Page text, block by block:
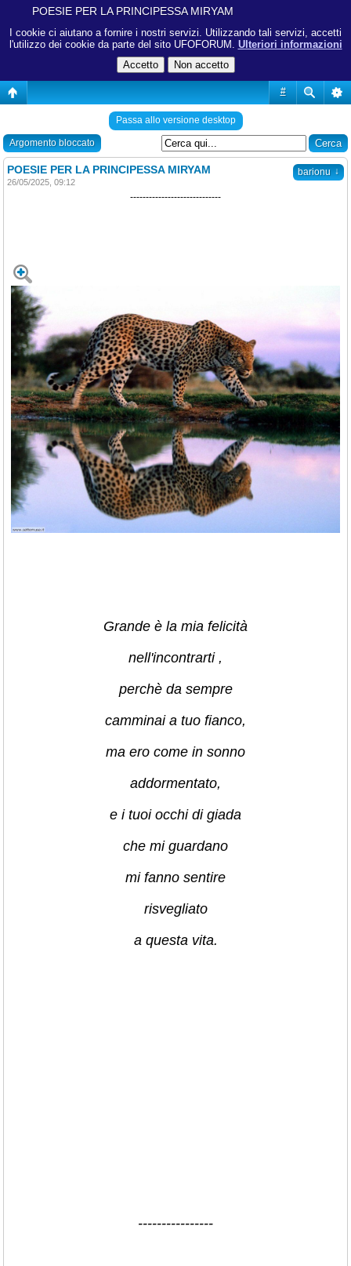
I cookie ci aiutano a fornire i nostri servizi. Utilizzando tali servizi, accetti
l'utilizzo dei cookie da parte del sito UFOFORUM. Ulteriori informazioni
#
POESIE PER LA PRINCIPESSA MIRYAM
Passa allo versione desktop
Argomento bloccato
barionu ↓
POESIE PER LA PRINCIPESSA MIRYAM
26/05/2025, 09:12
-----------------------------
Grande è la mia felicità
nell'incontrarti ,
perchè da sempre
camminai a tuo fianco,
ma ero come in sonno
addormentato,
e i tuoi occhi di giada
che mi guardano
mi fanno sentire
risvegliato
a questa vita.
----------------